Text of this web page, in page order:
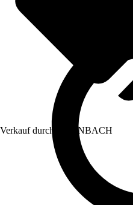
Verkauf durch: HORNBACH